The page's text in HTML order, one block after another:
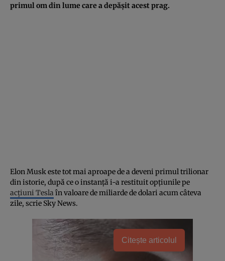
primul om din lume care a depășit acest prag.
Elon Musk este tot mai aproape de a deveni primul trilionar
din istorie, după ce o instanță i-a restituit opțiunile pe
acțiuni Tesla în valoare de miliarde de dolari acum câteva
zile, scrie Sky News.
Citește articolul